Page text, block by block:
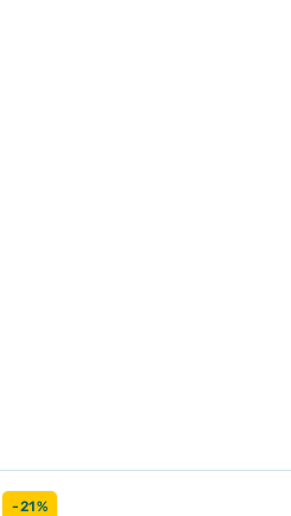
кислот
свіже м'ясо страуса 15%),
-21%